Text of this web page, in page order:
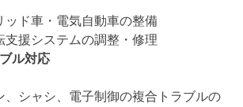
ッド車・電気自動車の整備
支援システムの調整・修理
ル対応
、シャシ、電子制御の複合トラブルの